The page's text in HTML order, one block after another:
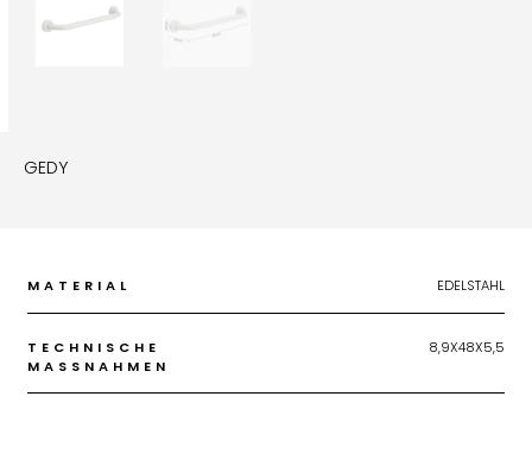
GEDY
MATERIAL EDELSTAHL
TECHNISCHE
MASSNAHMEN
8,9X48X5,5